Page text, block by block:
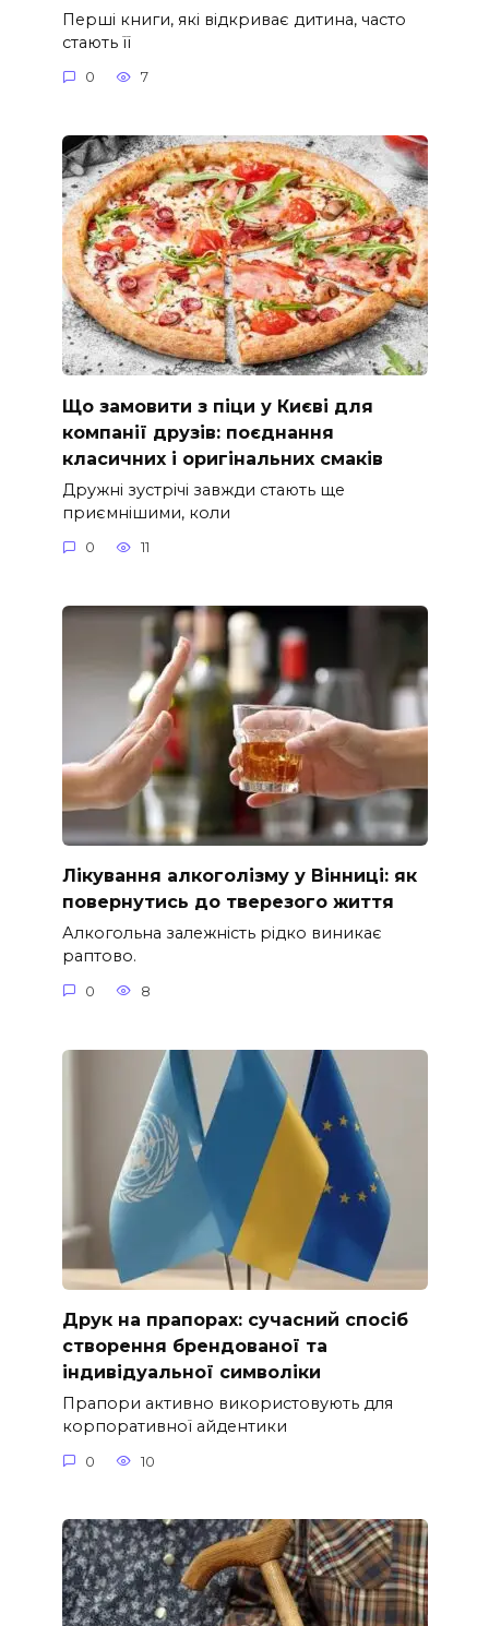
Перші книги, які відкриває дитина, часто
стають її
0 7
Що замовити з піци у Києві для
компанії друзів: поєднання
класичних і оригінальних смаків
Дружні зустрічі завжди стають ще
приємнішими, коли
0 11
Лікування алкоголізму у Вінниці: як
повернутись до тверезого життя
Алкогольна залежність рідко виникає
раптово.
0 8
Друк на прапорах: сучасний спосіб
створення брендованої та
індивідуальної символіки
Прапори активно використовують для
корпоративної айдентики
0 10